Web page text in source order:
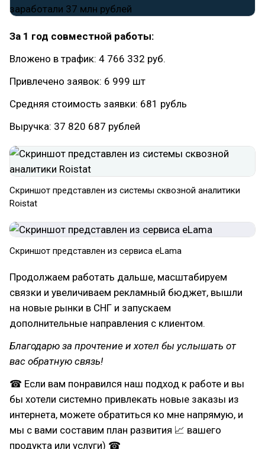
За 1 год совместной работы:
Вложено в трафик: 4 766 332 руб.
Привлечено заявок: 6 999 шт
Средняя стоимость заявки: 681 рубль
Выручка: 37 820 687 рублей
Скриншот представлен из системы сквозной аналитики
Roistat
Cкриншот представлен из сервиса eLama
Продолжаем работать дальше, масштабируем
связки и увеличиваем рекламный бюджет, вышли
на новые рынки в СНГ и запускаем
дополнительные направления с клиентом.
Благодарю за прочтение и хотел бы услышать от
вас обратную связь!
☎ Если вам понравился наш подход к работе и вы
бы хотели системно привлекать новые заказы из
интернета, можете обратиться ко мне напрямую, и
мы с вами составим план развития 📈 вашего
продукта или услуги) ☎